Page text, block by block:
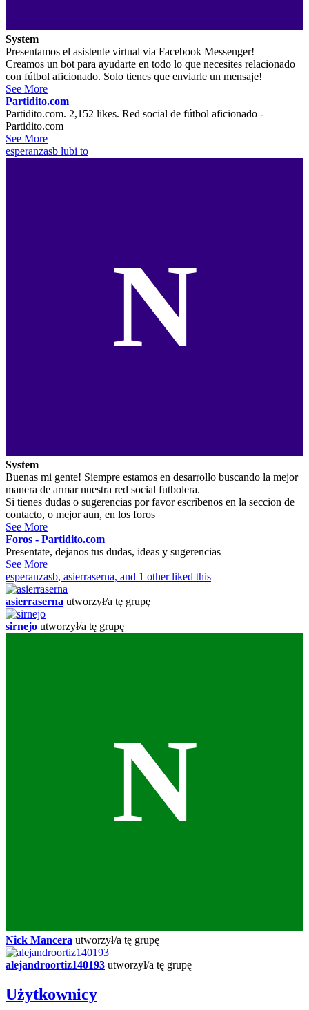
System
Presentamos el asistente virtual via Facebook Messenger!
Creamos un bot para ayudarte en todo lo que necesites relacionado
con fútbol aficionado. Solo tienes que enviarle un mensaje!
See More
Partidito.com
Partidito.com. 2,152 likes. Red social de fútbol aficionado -
Partidito.com
See More
esperanzasb lubi to
N
System
Buenas mi gente! Siempre estamos en desarrollo buscando la mejor
manera de armar nuestra red social futbolera.
Si tienes dudas o sugerencias por favor escribenos en la seccion de
contacto, o mejor aun, en los foros
See More
Foros - Partidito.com
Presentate, dejanos tus dudas, ideas y sugerencias
See More
esperanzasb, asierraserna, and 1 other liked this
asierraserna utworzył/a tę grupę
sirnejo utworzył/a tę grupę
N
Nick Mancera utworzył/a tę grupę
alejandroortiz140193 utworzył/a tę grupę
Użytkownicy